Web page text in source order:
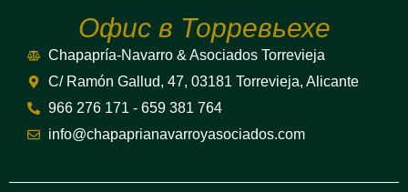
Офис в Торревьехе
Chapapría-Navarro & Asociados Torrevieja
C/ Ramón Gallud, 47, 03181 Torrevieja, Alicante
966 276 171 - 659 381 764
info@chapaprianavarroyasociados.com